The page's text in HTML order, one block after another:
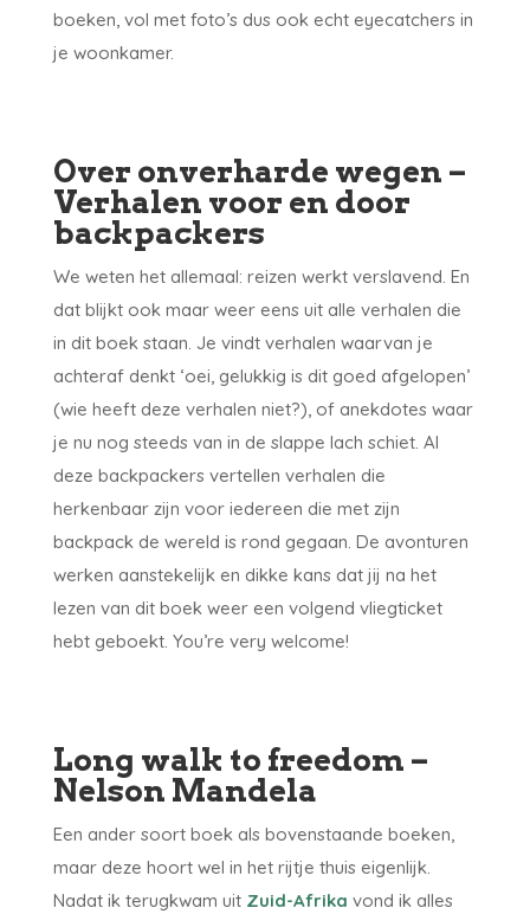
boeken, vol met foto’s dus ook echt eyecatchers in
je woonkamer.
Over onverharde wegen –
Verhalen voor en door
backpackers
We weten het allemaal: reizen werkt verslavend. En
dat blijkt ook maar weer eens uit alle verhalen die
in dit boek staan. Je vindt verhalen waarvan je
achteraf denkt ‘oei, gelukkig is dit goed afgelopen’
(wie heeft deze verhalen niet?), of anekdotes waar
je nu nog steeds van in de slappe lach schiet. Al
deze backpackers vertellen verhalen die
herkenbaar zijn voor iedereen die met zijn
backpack de wereld is rond gegaan. De avonturen
werken aanstekelijk en dikke kans dat jij na het
lezen van dit boek weer een volgend vliegticket
hebt geboekt. You’re very welcome!
Long walk to freedom –
Nelson Mandela
Een ander soort boek als bovenstaande boeken,
maar deze hoort wel in het rijtje thuis eigenlijk.
Nadat ik terugkwam uitZuid-Afrika vond ik alles